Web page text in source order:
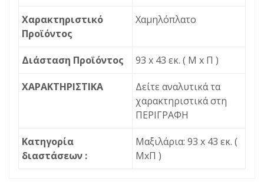
Χαρακτηριστικό
Προϊόντος
Χαμηλόπλατο
Διάσταση Προϊόντος 93 x 43 εκ. ( Μ x Π )
ΧΑΡΑΚΤΗΡΙΣΤΙΚΑ
Δείτε αναλυτικά τα
χαρακτηριστικά στη
ΠΕΡΙΓΡΑΦΗ
Κατηγορία
διαστάσεων :
Μαξιλάρια: 93 x 43 εκ. (
ΜxΠ )